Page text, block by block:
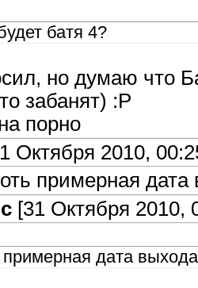
батя 4?
но думаю что
забанят) :Р
порно
Октября 2010,
примерная
[31 Октября 2010,
дата